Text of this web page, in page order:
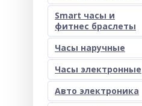
Smart часы и
фитнес браслеты
Часы наручные
Часы электронные
Авто электроника